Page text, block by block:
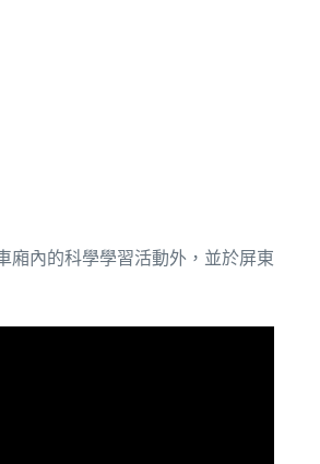
廂內的科學學習活動外，並於屏東